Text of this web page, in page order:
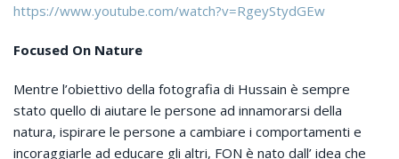
https://www.youtube.com/watch?v=RgeyStydGEw
Focused On Nature
Mentre l’obiettivo della fotografia di Hussain è sempre
stato quello di aiutare le persone ad innamorarsi della
natura, ispirare le persone a cambiare i comportamenti e
incoraggiarle ad educare gli altri, FON è nato dall’ idea che